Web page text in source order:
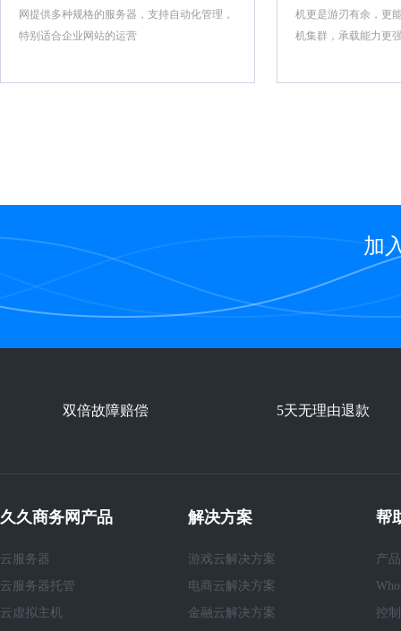
网提供多种规格的服务器，支持自动化管理，
特别适合企业网站的运营
机更是游刃有余，更
机集群，承载能力更
加
双倍故障赔偿 5天无理由退款
久久商务网产品
云服务器
云服务器托管
云虚拟主机
解决方案
游戏云解决方案
电商云解决方案
金融云解决方案
帮
产
控